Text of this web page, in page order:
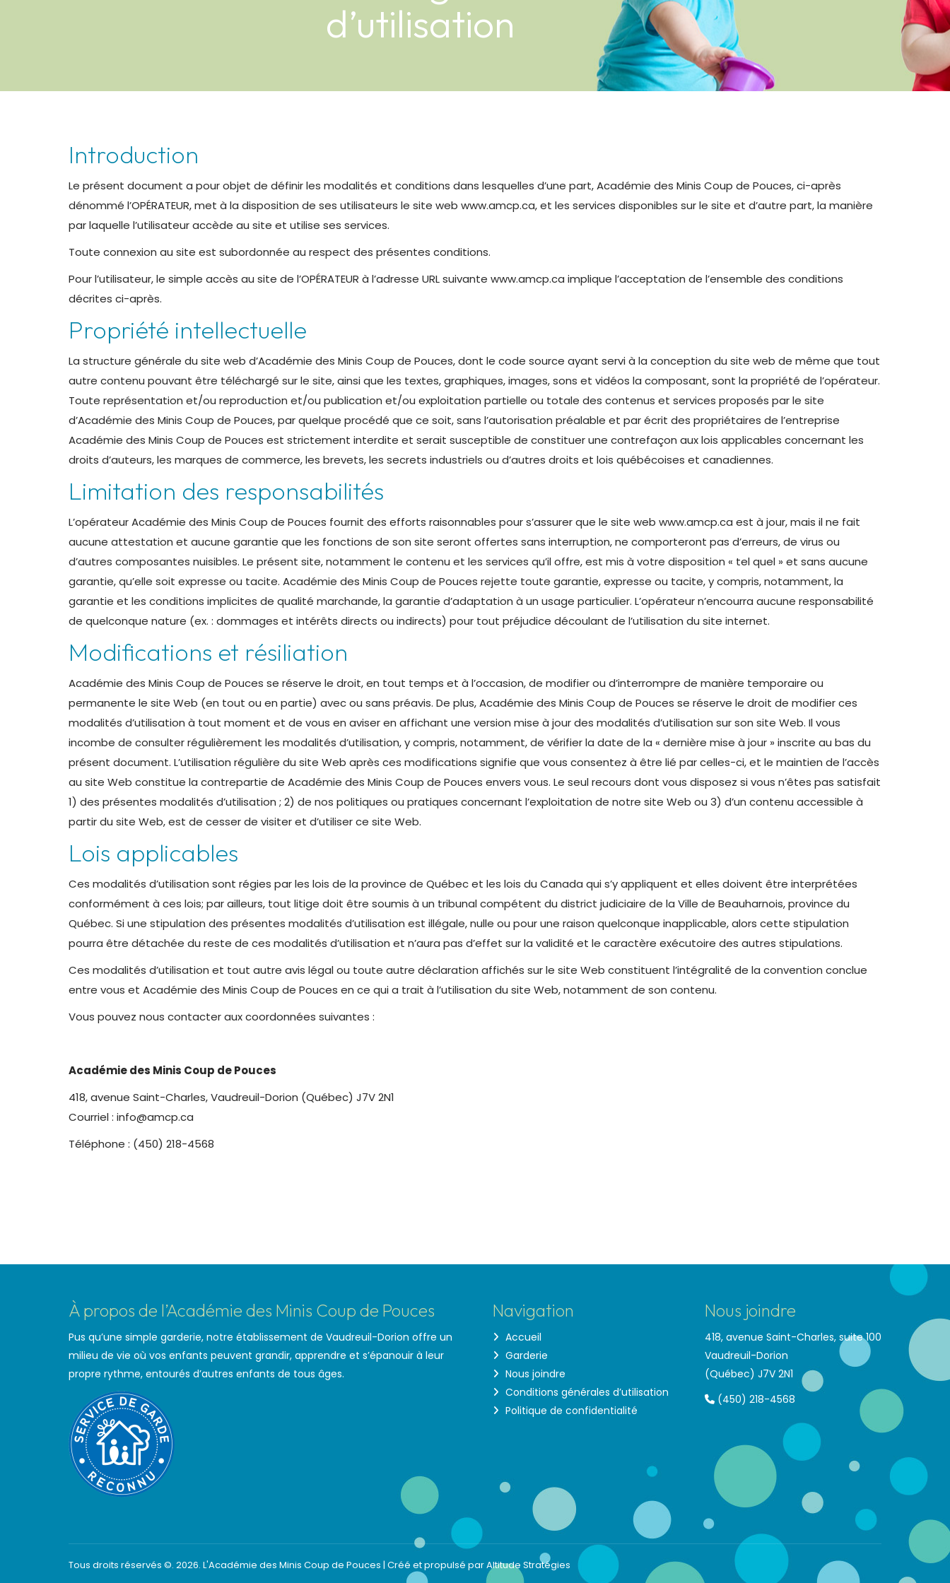
d’utilisation
Introduction
Le présent document a pour objet de définir les modalités et conditions dans lesquelles d’une part, Académie des Minis Coup de Pouces, ci-après
dénommé l’OPÉRATEUR, met à la disposition de ses utilisateurs le site web www.amcp.ca, et les services disponibles sur le site et d’autre part, la manière
par laquelle l’utilisateur accède au site et utilise ses services.
Toute connexion au site est subordonnée au respect des présentes conditions.
Pour l’utilisateur, le simple accès au site de l’OPÉRATEUR à l’adresse URL suivante www.amcp.ca implique l’acceptation de l’ensemble des conditions
décrites ci-après.
Propriété intellectuelle
La structure générale du site web d’Académie des Minis Coup de Pouces, dont le code source ayant servi à la conception du site web de même que tout
autre contenu pouvant être téléchargé sur le site, ainsi que les textes, graphiques, images, sons et vidéos la composant, sont la propriété de l’opérateur.
Toute représentation et/ou reproduction et/ou publication et/ou exploitation partielle ou totale des contenus et services proposés par le site
d’Académie des Minis Coup de Pouces, par quelque procédé que ce soit, sans l’autorisation préalable et par écrit des propriétaires de l’entreprise
Académie des Minis Coup de Pouces est strictement interdite et serait susceptible de constituer une contrefaçon aux lois applicables concernant les
droits d’auteurs, les marques de commerce, les brevets, les secrets industriels ou d’autres droits et lois québécoises et canadiennes.
Limitation des responsabilités
L’opérateur Académie des Minis Coup de Pouces fournit des efforts raisonnables pour s’assurer que le site web www.amcp.ca est à jour, mais il ne fait
aucune attestation et aucune garantie que les fonctions de son site seront offertes sans interruption, ne comporteront pas d’erreurs, de virus ou
d’autres composantes nuisibles. Le présent site, notamment le contenu et les services qu’il offre, est mis à votre disposition « tel quel » et sans aucune
garantie, qu’elle soit expresse ou tacite. Académie des Minis Coup de Pouces rejette toute garantie, expresse ou tacite, y compris, notamment, la
garantie et les conditions implicites de qualité marchande, la garantie d’adaptation à un usage particulier. L’opérateur n’encourra aucune responsabilité
de quelconque nature (ex. : dommages et intérêts directs ou indirects) pour tout préjudice découlant de l’utilisation du site internet.
Modifications et résiliation
Académie des Minis Coup de Pouces se réserve le droit, en tout temps et à l’occasion, de modifier ou d’interrompre de manière temporaire ou
permanente le site Web (en tout ou en partie) avec ou sans préavis. De plus, Académie des Minis Coup de Pouces se réserve le droit de modifier ces
modalités d’utilisation à tout moment et de vous en aviser en affichant une version mise à jour des modalités d’utilisation sur son site Web. Il vous
incombe de consulter régulièrement les modalités d’utilisation, y compris, notamment, de vérifier la date de la « dernière mise à jour » inscrite au bas du
présent document. L’utilisation régulière du site Web après ces modifications signifie que vous consentez à être lié par celles-ci, et le maintien de l’accès
au site Web constitue la contrepartie de Académie des Minis Coup de Pouces envers vous. Le seul recours dont vous disposez si vous n’êtes pas satisfait
1) des présentes modalités d’utilisation ; 2) de nos politiques ou pratiques concernant l’exploitation de notre site Web ou 3) d’un contenu accessible à
partir du site Web, est de cesser de visiter et d’utiliser ce site Web.
Lois applicables
Ces modalités d’utilisation sont régies par les lois de la province de Québec et les lois du Canada qui s’y appliquent et elles doivent être interprétées
conformément à ces lois; par ailleurs, tout litige doit être soumis à un tribunal compétent du district judiciaire de la Ville de Beauharnois, province du
Québec. Si une stipulation des présentes modalités d’utilisation est illégale, nulle ou pour une raison quelconque inapplicable, alors cette stipulation
pourra être détachée du reste de ces modalités d’utilisation et n’aura pas d’effet sur la validité et le caractère exécutoire des autres stipulations.
Ces modalités d’utilisation et tout autre avis légal ou toute autre déclaration affichés sur le site Web constituent l’intégralité de la convention conclue
entre vous et Académie des Minis Coup de Pouces en ce qui a trait à l’utilisation du site Web, notamment de son contenu.
Vous pouvez nous contacter aux coordonnées suivantes :
Académie des Minis Coup de Pouces
418, avenue Saint-Charles, Vaudreuil-Dorion (Québec) J7V 2N1
Courriel : info@amcp.ca
Téléphone : (450) 218-4568
À propos de l’Académie des Minis Coup de Pouces
Pus qu’une simple garderie, notre établissement de Vaudreuil-Dorion offre un
milieu de vie où vos enfants peuvent grandir, apprendre et s’épanouir à leur
propre rythme, entourés d’autres enfants de tous âges.
Navigation
Accueil
Garderie
Nous joindre
Conditions générales d’utilisation
Politique de confidentialité
Nous joindre
418, avenue Saint-Charles, suite 100
Vaudreuil-Dorion
(Québec) J7V 2N1
(450) 218-4568
Tous droits réservés ©. 2026. L'Académie des Minis Coup de Pouces | Créé et propulsé par Altitude Stratégies